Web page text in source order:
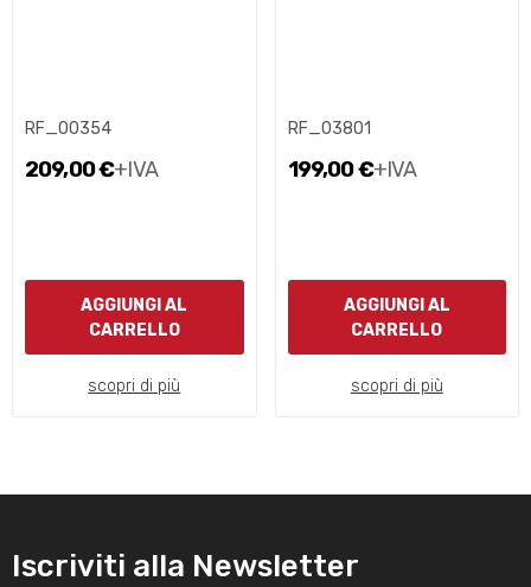
RF_00354
209,00 €+IVA
AGGIUNGI AL
CARRELLO
scopri di più
RF_03801
199,00 €+IVA
AGGIUNGI AL
CARRELLO
scopri di più
Iscriviti alla Newsletter